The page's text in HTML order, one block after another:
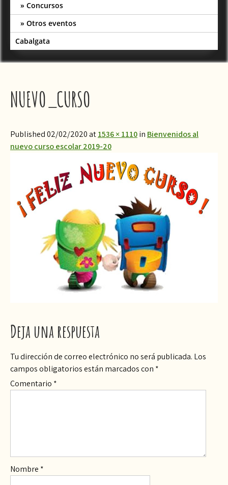
Concursos
Otros eventos
Cabalgata
NUEVO_CURSO
Published 02/02/2020 at1536 × 1110in Bienvenidos al
nuevo curso escolar 2019-20
Deja una respuesta
Tu dirección de correo electrónico no será publicada. Los
campos obligatorios están marcados con *
Comentario *
Nombre *